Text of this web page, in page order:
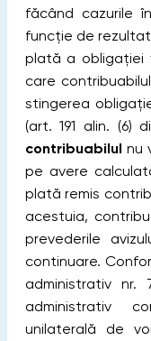
făcând cazurile
funcţie de
plată a obligaţiei
care
stingerea
(art. 191 alin. (6)
contribuabilul nu
pe avere
plată remis
acestuia,
prevederile
continuare.
administrativ
administrativ
unilaterală de